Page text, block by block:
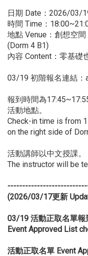
日期 Date：2026/03/
時間 Time：
地點 Venue：創想空
(Dorm 4 B1)
內容 Content：零基礎
03/19 初階報名連結：
報到時間為
活動地點。
Check-in time is from
on the right side of
活動講師以中文授課。
The instructor will be
(2026/03/17更新
03/19 活動正取名單
Event Approved List
活動正取名單 Event